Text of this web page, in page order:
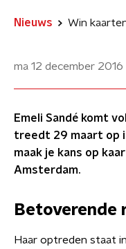
Nieuws
ma 12 december 2016
Emeli Sandé komt
treedt 29 maart op
maak je kans op
Amsterdam.
Betoverende
Haar optreden staat